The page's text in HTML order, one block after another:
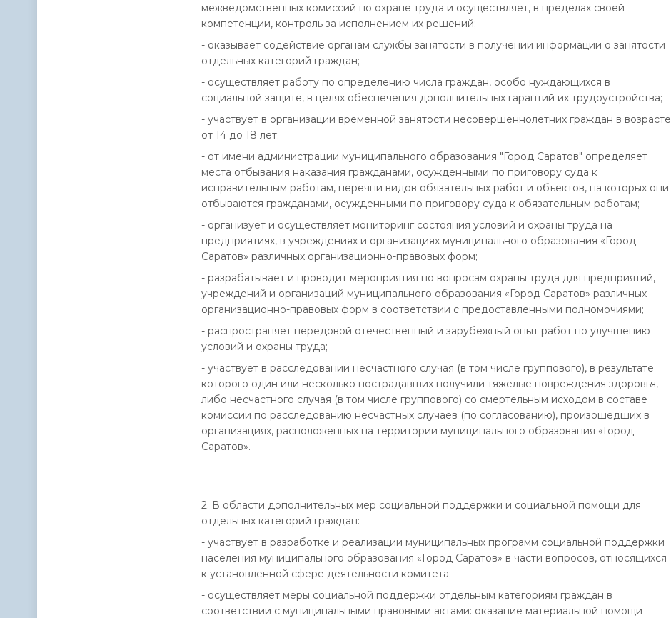
межведомственных комиссий по охране труда и осуществляет, в пределах своей
компетенции, контроль за исполнением их решений;
- оказывает содействие органам службы занятости в получении информации о занятости
отдельных категорий граждан;
- осуществляет работу по определению числа граждан, особо нуждающихся в
социальной защите, в целях обеспечения дополнительных гарантий их трудоустройства;
- участвует в организации временной занятости несовершеннолетних граждан в возрасте
от 14 до 18 лет;
- от имени администрации муниципального образования "Город Саратов" определяет
места отбывания наказания гражданами, осужденными по приговору суда к
исправительным работам, перечни видов обязательных работ и объектов, на которых они
отбываются гражданами, осужденными по приговору суда к обязательным работам;
- организует и осуществляет мониторинг состояния условий и охраны труда на
предприятиях, в учреждениях и организациях муниципального образования «Город
Саратов» различных организационно-правовых форм;
- разрабатывает и проводит мероприятия по вопросам охраны труда для предприятий,
учреждений и организаций муниципального образования «Город Саратов» различных
организационно-правовых форм в соответствии с предоставленными полномочиями;
- распространяет передовой отечественный и зарубежный опыт работ по улучшению
условий и охраны труда;
- участвует в расследовании несчастного случая (в том числе группового), в результате
которого один или несколько пострадавших получили тяжелые повреждения здоровья,
либо несчастного случая (в том числе группового) со смертельным исходом в составе
комиссии по расследованию несчастных случаев (по согласованию), произошедших в
организациях, расположенных на территории муниципального образования «Город
Саратов».
2. В области дополнительных мер социальной поддержки и социальной помощи для
отдельных категорий граждан:
- участвует в разработке и реализации муниципальных программ социальной поддержки
населения муниципального образования «Город Саратов» в части вопросов, относящихся
к установленной сфере деятельности комитета;
- осуществляет меры социальной поддержки отдельным категориям граждан в
соответствии с муниципальными правовыми актами: оказание материальной помощи